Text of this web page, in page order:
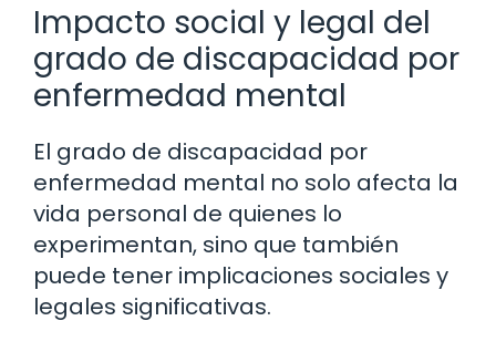
Impacto social y legal del
grado de discapacidad por
enfermedad mental
El grado de discapacidad por
enfermedad mental no solo afecta la
vida personal de quienes lo
experimentan, sino que también
puede tener implicaciones sociales y
legales significativas.